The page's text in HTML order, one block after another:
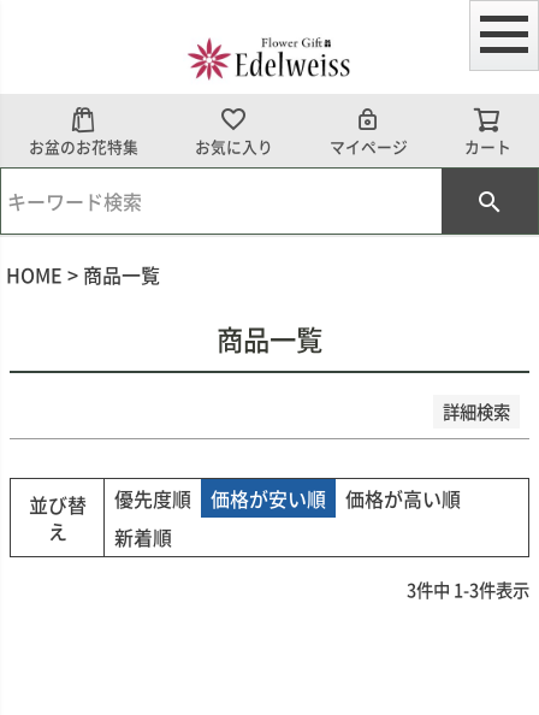
お盆のお花特集 お気に入り マイページ カート
HOME 商品一覧
商品一覧
詳細検索
予約商品のみを表示
並び順
新着順
登録順
価格が安い順
レビュー順
検索
並び替
え
優先度順 価格が安い順
価格が高い順
新着順
3件中 1-3件表示